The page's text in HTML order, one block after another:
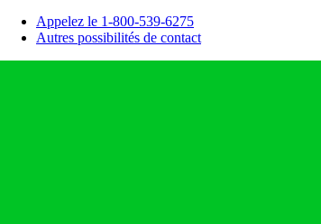
Appelez le 1-800-539-6275
Autres possibilités de contact